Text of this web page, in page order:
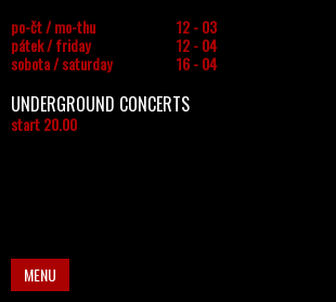
po-čt / mo-thu
12 - 03
pátek / friday
12 - 04
sobota / saturday
16 - 04
UNDERGROUND CONCERTS
start 20.00
MENU